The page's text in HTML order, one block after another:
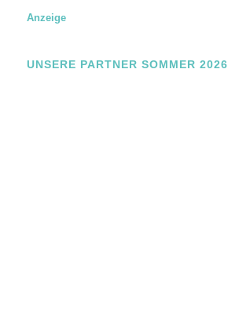
m
g
Anzeige
UNSERE PARTNER SOMMER 2026